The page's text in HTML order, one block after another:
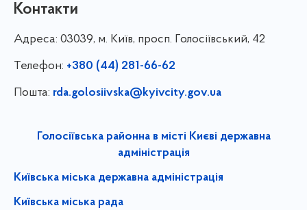
Контакти
Адреса: 03039, м. Київ, просп. Голосіївський, 42
Телефон: +380 (44) 281-66-62
Пошта: rda.golosiivska@kyivcity.gov.ua
Голосіївська районна в місті Києві державна
адміністрація
Київська міська державна адміністрація
Київська міська рада